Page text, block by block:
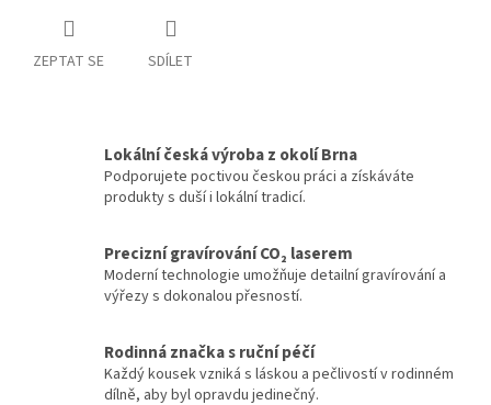
ZEPTAT SE SDÍLET
Lokální česká výroba z okolí Brna
Podporujete poctivou českou práci a získáváte
produkty s duší i lokální tradicí.
Precizní gravírování CO₂ laserem
Moderní technologie umožňuje detailní gravírování a
výřezy s dokonalou přesností.
Rodinná značka s ruční péčí
Každý kousek vzniká s láskou a pečlivostí v rodinném
dílně, aby byl opravdu jedinečný.